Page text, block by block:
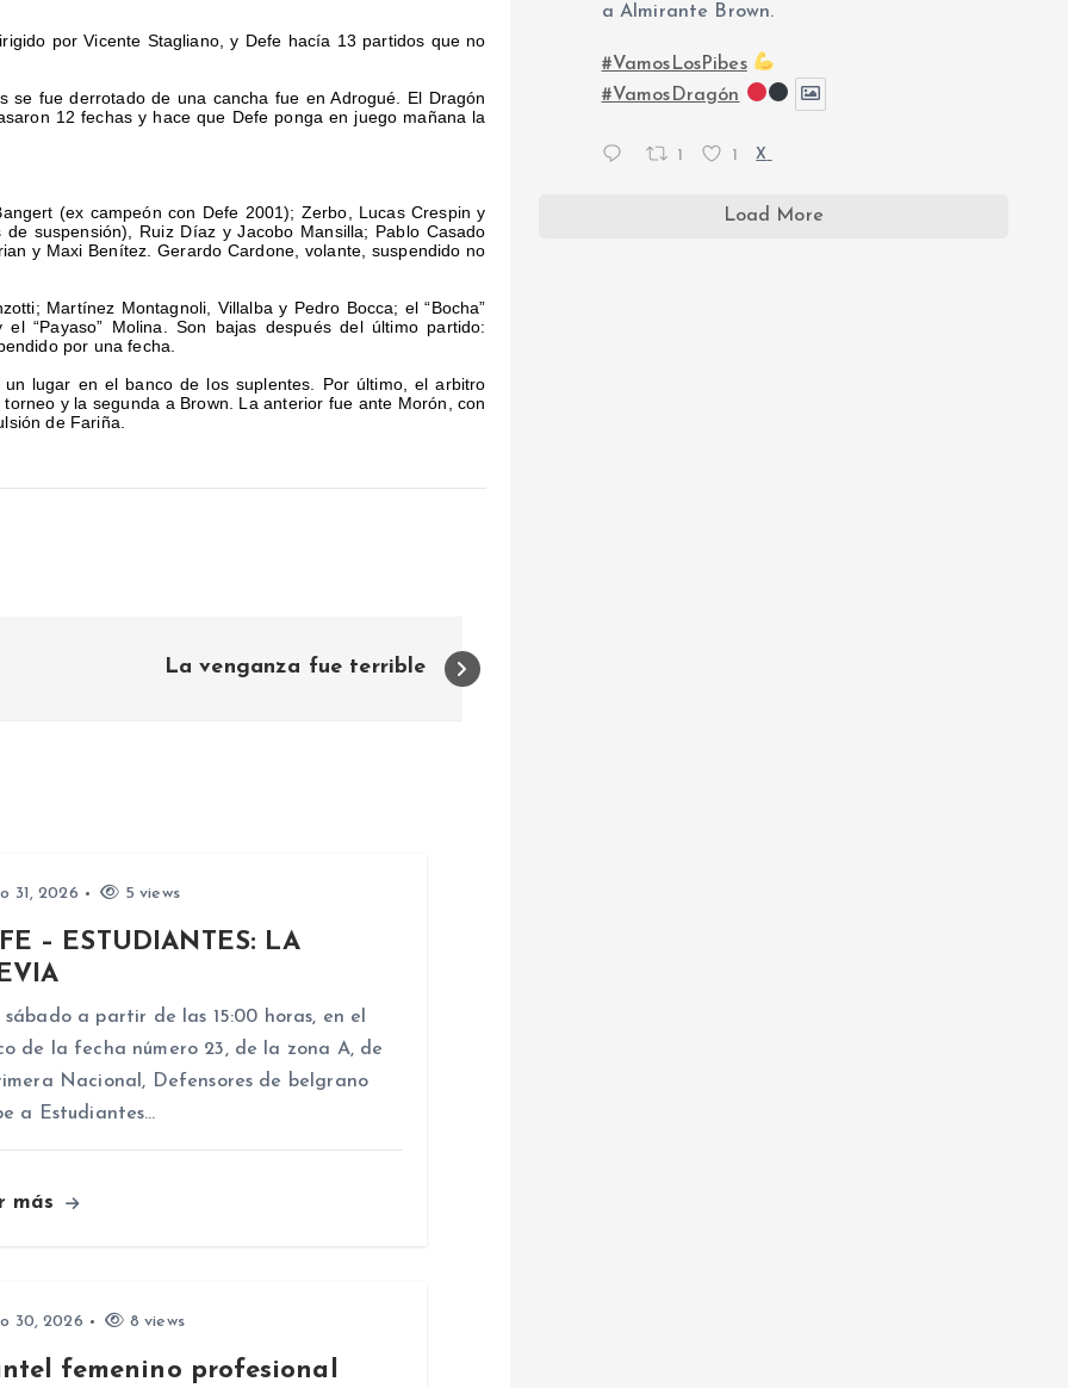
por Vicente Stagliano, y Defe hacía 13 partidos que no
fue derrotado de una cancha fue en Adrogué. El Dragón
12 fechas y hace que Defe ponga en juego mañana la
(ex campeón con Defe 2001); Zerbo, Lucas Crespin y
suspensión), Ruiz Díaz y Jacobo Mansilla; Pablo Casado
y Maxi Benítez. Gerardo Cardone, volante, suspendido no
Martínez Montagnoli, Villalba y Pedro Bocca; el “Bocha”
“Payaso” Molina. Son bajas después del último partido:
por una fecha.
lugar en el banco de los suplentes. Por último, el arbitro
y la segunda a Brown. La anterior fue ante Morón, con
de Fariña.
La venganza fue terrible
31, 2026 5 views
– ESTUDIANTES: LA
sábado a partir de las 15:00 horas, en el
de la fecha número 23, de la zona A, de
Nacional, Defensores de belgrano
a Estudiantes…
más
30, 2026 8 views
femenino profesional
a Almirante Brown.
#VamosLosPibes
#VamosDragón
1 1 X
Load More